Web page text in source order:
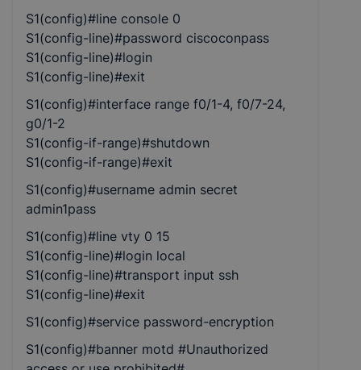
S1(config)#line console 0
S1(config-line)#password ciscoconpass
S1(config-line)#login
S1(config-line)#exit
S1(config)#interface range f0/1-4, f0/7-24,
g0/1-2
S1(config-if-range)#shutdown
S1(config-if-range)#exit
S1(config)#username admin secret
admin1pass
S1(config)#line vty 0 15
S1(config-line)#login local
S1(config-line)#transport input ssh
S1(config-line)#exit
S1(config)#service password-encryption
S1(config)#banner motd #Unauthorized